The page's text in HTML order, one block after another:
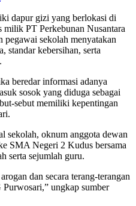
dapur gizi yang berlokasi di
milik PT Perkebunan Nusantara
sekolah menyatakan
standar kebersihan, serta
beredar informasi adanya
sosok yang diduga sebagai
sebut memiliki kepentingan
sekolah, oknum anggota dewan
SMA Negeri 2 Kudus bersama
serta sejumlah guru.
dan secara terang-terangan
ungkap sumber